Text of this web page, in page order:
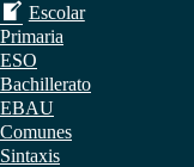
Escolar
Primaria
ESO
Bachillerato
EBAU
Comunes
Sintaxis